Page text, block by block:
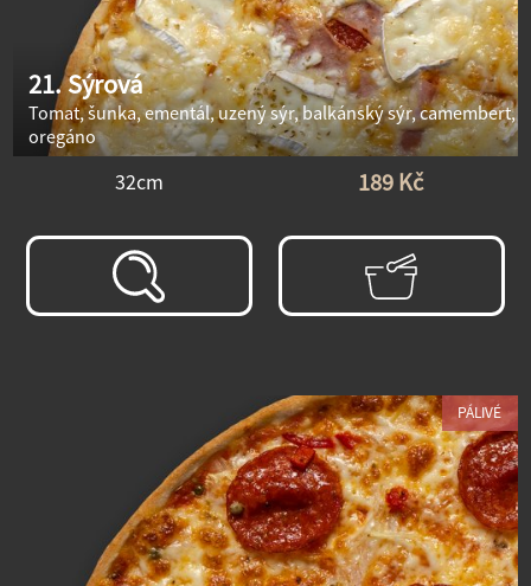
21. Sýrová
Tomat, šunka, ementál, uzený sýr, balkánský sýr, camembert,
oregáno
32cm 189 Kč
PÁLIVÉ